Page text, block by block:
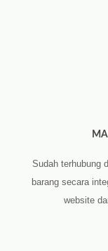
Sudah terhubung
barang secara
website